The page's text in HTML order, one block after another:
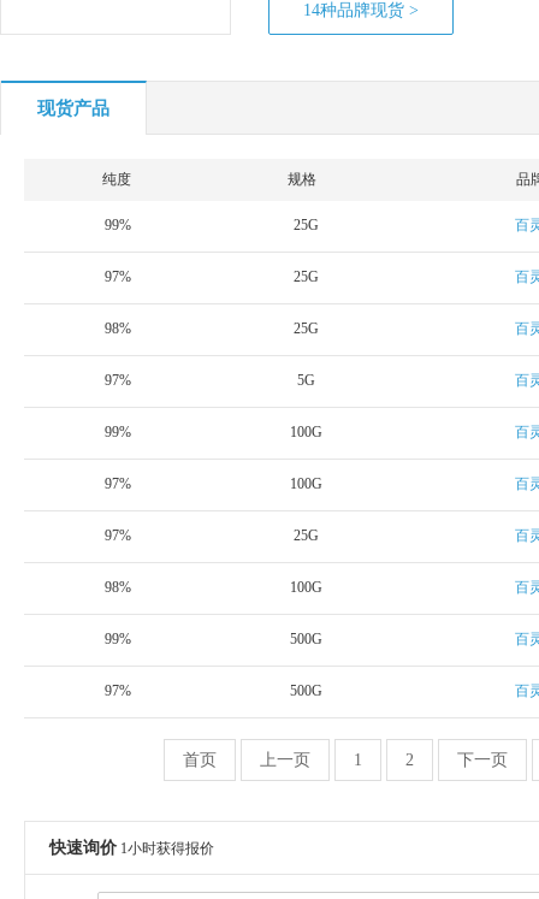
14种品牌现货 >
现货产品
纯度 规格 品
99% 25G 百
97% 25G 百
98% 25G 百
97% 5G 百
99% 100G 百
97% 100G 百
97% 25G 百
98% 100G 百
99% 500G 百
97% 500G 百
首页 上一页 1 2 下一页
快速询价 1小时获得报价